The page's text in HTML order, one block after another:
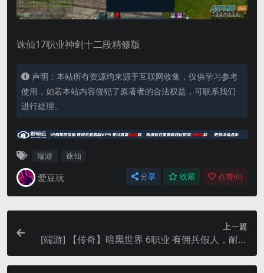
诛仙17职业神剑十二段精修版
声明：本站所有资源均来源于互联网收集，仅供学习参考
使用，如若本站内容侵犯了原著者的合法权益，可联系我们
进行处理。
端游 诛仙
爱豆玩 分享 收藏 点赞(0)
上一篇
[端游] 【传奇】暗黑世界 6职业 有佣兵假人，耐玩
成度媲美安安传奇